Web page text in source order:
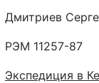
Дмитриев
РЭМ 11257-87
Экспедиция в